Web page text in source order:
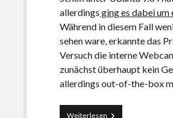
allerdings ging es dabei
Während in diesem Fall
sehen ware, erkannte das
Versuch die interne
zunächst überhaupt kein
allerdings out-of-the-box
Weiterlesen Ubuntu